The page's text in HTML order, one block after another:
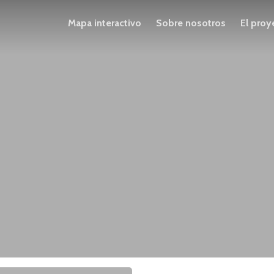
Mapa interactivo Sobre nosotros El